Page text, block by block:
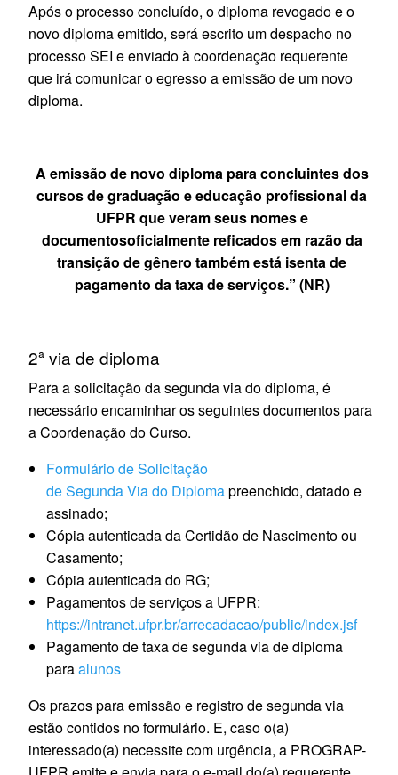
Após o processo concluído, o diploma revogado e o
novo diploma emitido, será escrito um despacho no
processo SEI e enviado à coordenação requerente
que irá comunicar o egresso a emissão de um novo
diploma.
A emissão de novo diploma para concluintes dos
cursos de graduação e educação profissional da
UFPR que veram seus nomes e
documentosoficialmente reficados em razão da
transição de gênero também está isenta de
pagamento da taxa de serviços.” (NR)
2ª via de diploma
Para a solicitação da segunda via do diploma, é
necessário encaminhar os seguintes documentos para
a Coordenação do Curso.
Formulário de Solicitação
de Segunda Via do Diplomapreenchido, datado e
assinado;
Cópia autenticada da Certidão de Nascimento ou
Casamento;
Cópia autenticada do RG;
Pagamentos de serviços a UFPR:
https://intranet.ufpr.br/arrecadacao/public/index.jsf
Pagamento de taxa de segunda via de diploma
paraalunos
Os prazos para emissão e registro de segunda via
estão contidos no formulário. E, caso o(a)
interessado(a) necessite com urgência, a PROGRAP-